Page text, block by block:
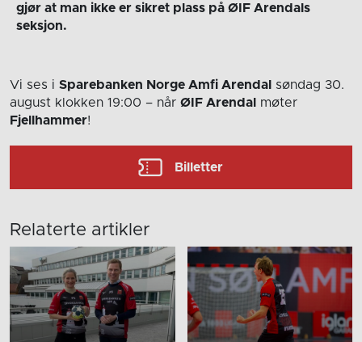
gjør at man ikke er sikret plass på ØIF Arendals
seksjon.
Vi ses i Sparebanken Norge Amfi Arendal
søndag 30.
august klokken 19:00 – når ØIF Arendal
møter
Fjellhammer!
Billetter
Relaterte artikler